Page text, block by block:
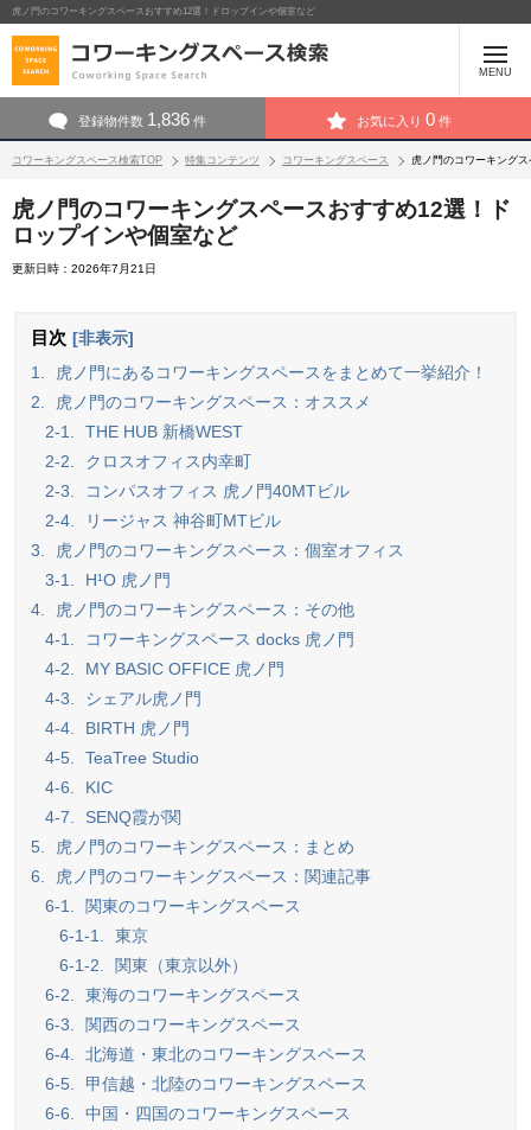
虎ノ門のコワーキングスペースおすすめ12選！ドロップインや個室など
MENU
登録物件数 1,836 件 お気に入り 0 件
コワーキングスペース検索TOP 特集コンテンツ コワーキングスペース 虎ノ門のコワーキング
虎ノ門のコワーキングスペースおすすめ12選！ド
ロップインや個室など
更新日時：2026年7月21日
目次 [非表示]
1.
虎ノ門にあるコワーキングスペースをまとめて一挙紹介！
2.
虎ノ門のコワーキングスペース：オススメ
2-1.
THE HUB 新橋WEST
2-2.
クロスオフィス内幸町
2-3.
コンパスオフィス 虎ノ門40MTビル
2-4.
リージャス 神谷町MTビル
3.
虎ノ門のコワーキングスペース：個室オフィス
3-1.
H¹O 虎ノ門
4.
虎ノ門のコワーキングスペース：その他
4-1.
コワーキングスペース docks 虎ノ門
4-2.
MY BASIC OFFICE 虎ノ門
4-3.
シェアル虎ノ門
4-4.
BIRTH 虎ノ門
4-5.
TeaTree Studio
4-6.
KIC
4-7.
SENQ霞が関
5.
虎ノ門のコワーキングスペース：まとめ
6.
虎ノ門のコワーキングスペース：関連記事
6-1.
関東のコワーキングスペース
6-1-1.
東京
6-1-2.
関東（東京以外）
6-2.
東海のコワーキングスペース
6-3.
関西のコワーキングスペース
6-4.
北海道・東北のコワーキングスペース
6-5.
甲信越・北陸のコワーキングスペース
6-6.
中国・四国のコワーキングスペース